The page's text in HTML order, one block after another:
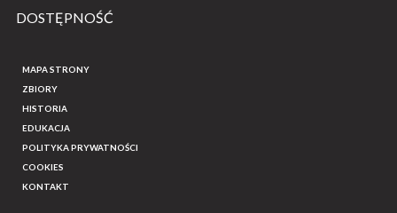
DOSTĘPNOŚĆ
MAPA STRONY
ZBIORY
HISTORIA
EDUKACJA
POLITYKA PRYWATNOŚCI
COOKIES
KONTAKT